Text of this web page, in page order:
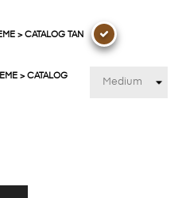
> CATALOG TAN
> CATALOG